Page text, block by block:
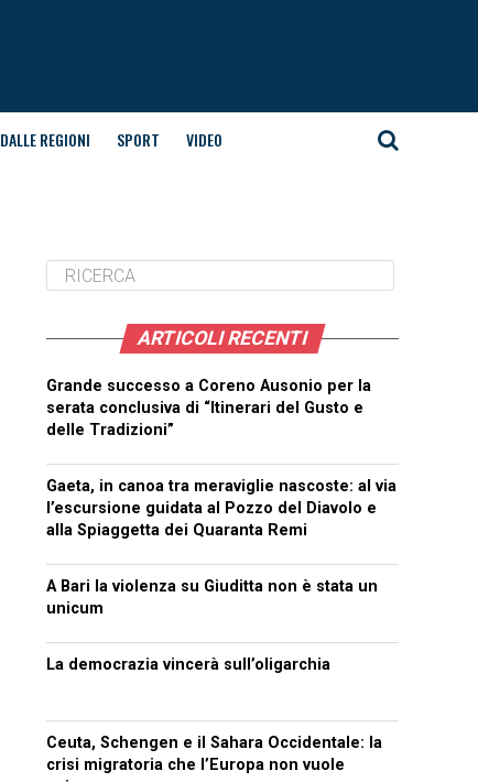
DALLE REGIONI SPORT VIDEO
ARTICOLI RECENTI
Grande successo a Coreno Ausonio per la
serata conclusiva di “Itinerari del Gusto e
delle Tradizioni”
Gaeta, in canoa tra meraviglie nascoste: al via
l’escursione guidata al Pozzo del Diavolo e
alla Spiaggetta dei Quaranta Remi
A Bari la violenza su Giuditta non è stata un
unicum
La democrazia vincerà sull’oligarchia
Ceuta, Schengen e il Sahara Occidentale: la
crisi migratoria che l’Europa non vuole